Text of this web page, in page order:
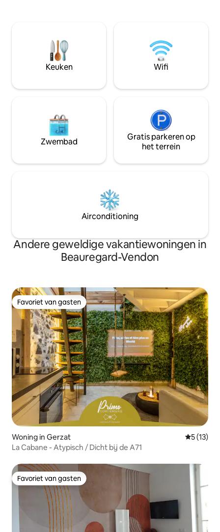
van Riom, 10 minuten van Châtel-Guyon.
barbecue.
nacht!
boeking.
Keuken Wifi
Zwembad
Gratis parkeren op
het terrein
Airconditioning
Andere geweldige vakantiewoningen in
Beauregard-Vendon
Favoriet van gasten
Favoriet van gasten
Woning in Gerzat
5 (13)
La Cabane - Atypisch / Dicht bij de A71
Favoriet van gasten
Favoriet van gasten